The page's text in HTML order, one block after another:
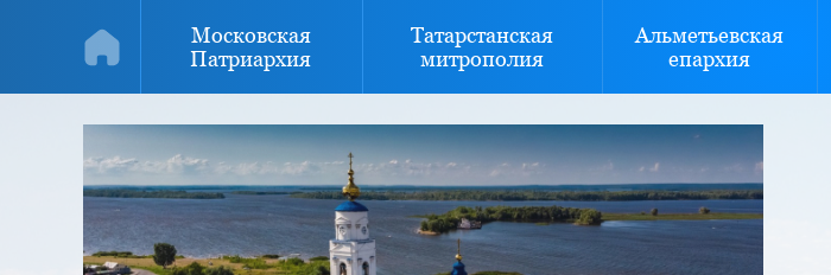
Московская
Патриархия
Татарстанская
митрополия
Альметьевская
епархия